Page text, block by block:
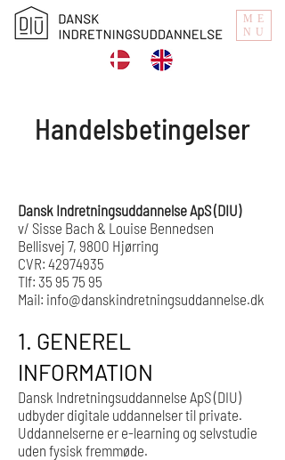
ME
NU
Handelsbetingelser
Dansk Indretningsuddannelse ApS (DIU)
v/ Sisse Bach & Louise Bennedsen
Bellisvej 7, 9800 Hjørring
CVR: 42974935
Tlf: 35 95 75 95
Mail: info@danskindretningsuddannelse.dk
1. GENEREL
INFORMATION
Dansk Indretningsuddannelse ApS (DIU)
udbyder digitale uddannelser til private.
Uddannelserne er e-learning og selvstudie
uden fysisk fremmøde.